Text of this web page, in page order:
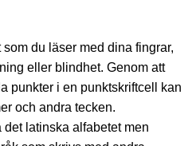
du läser med dina fingrar,
eller blindhet. Genom att
punkter i en punktskriftcell kan
och andra tecken.
det latinska alfabetet men